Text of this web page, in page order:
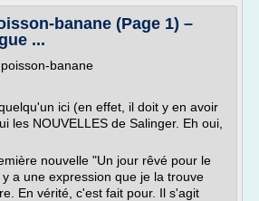
banane (Page 1) –
...
banane
ici (en effet, il doit y en avoir
les NOUVELLES de Salinger. Eh oui,
nouvelle "Un jour rêvé pour le
a une expression que je la trouve
En vérité, c'est fait pour. Il s'agit